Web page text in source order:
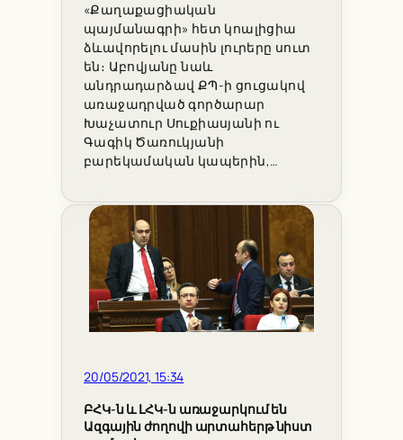
«Քաղաքացիական
պայմանագրի» հետ կոալիցիա
ձևավորելու մասին լուրերը սուտ
են։ Աբովյանը նաև
անդրադարձավ ՔՊ-ի ցուցակով
առաջադրված գործարար
Խաչատուր Սուքիասյանի ու
Գագիկ Ծառուկյանի
բարեկամական կապերին,…
20/05/2021, 15:34
ԲՀԿ-ն և ԼՀԿ-ն առաջարկում են
Ազգային ժողովի արտահերթ նիստ